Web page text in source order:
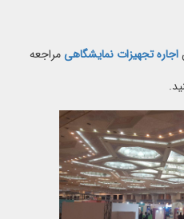
اجاره تجهیزات نمایشگاهیمراجعه